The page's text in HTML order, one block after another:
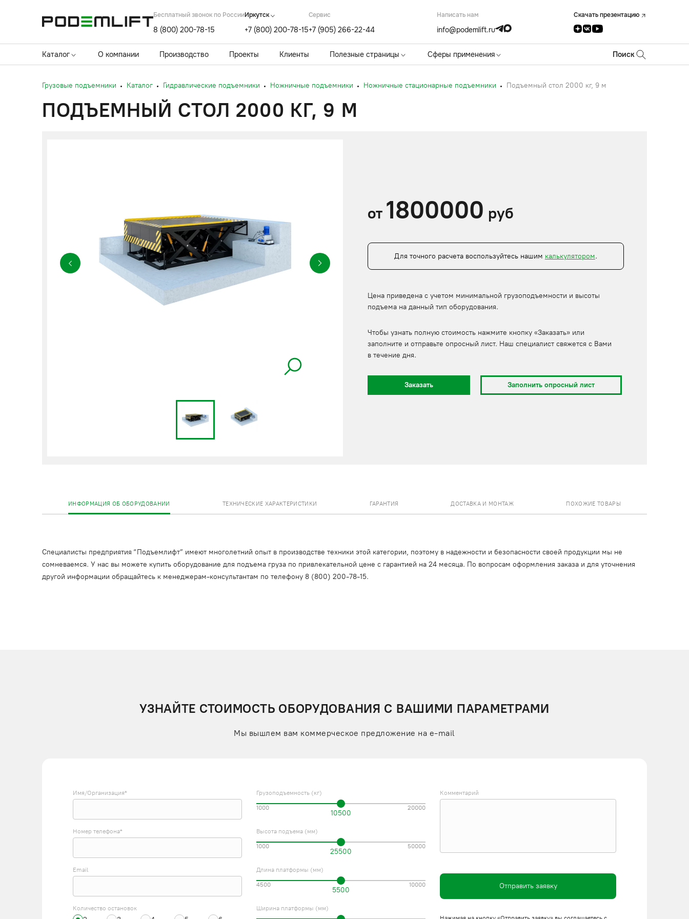
Бесплатный звонок по России
8 (800) 200-78-15
Иркутск
+7 (800) 200-78-15
Cервис
+7 (905) 266-22-44
Написать нам
info@podemlift.ru
Скачать презентацию
Каталог О компании Производство Проекты Клиенты Полезные страницы Сферы применения Поиск
Грузовые подъемники Каталог Гидравлические подъемники Ножничные подъемники Ножничные стационарные подъемники Подъемный стол 2000 кг, 9 м
ПОДЪЕМНЫЙ СТОЛ 2000 КГ, 9 М
от 1800000 руб
Для точного расчета воспользуйтесь нашим калькулятором.
Цена приведена с учетом минимальной грузоподъемности и высоты
подъема на данный тип оборудования.
Чтобы узнать полную стоимость нажмите кнопку «Заказать» или
заполните и отправьте опросный лист. Наш специалист свяжется с Вами
в течение дня.
Заказать Заполнить опросный лист
ИНФОРМАЦИЯ ОБ ОБОРУДОВАНИИ ТЕХНИЧЕСКИЕ ХАРАКТЕРИСТИКИ ГАРАНТИЯ ДОСТАВКА И МОНТАЖ ПОХОЖИЕ ТОВАРЫ
Специалисты предприятия “Подъемлифт” имеют многолетний опыт в производстве техники этой категории, поэтому в надежности и безопасности своей продукции мы не
сомневаемся. У нас вы можете купить оборудование для подъема груза по привлекательной цене с гарантией на 24 месяца. По вопросам оформления заказа и для уточнения
другой информации обращайтесь к менеджерам-консультантам по телефону 8 (800) 200-78-15.
УЗНАЙТЕ СТОИМОСТЬ ОБОРУДОВАНИЯ С ВАШИМИ ПАРАМЕТРАМИ
Мы вышлем вам коммерческое предложение на e-mail
Имя/Организация*
Номер телефона*
Email
Количество остановок
Грузоподъемность (кг)
10500
1000 20000
Высота подъема (мм)
25500
1000 50000
Длина платформы (мм)
5500
4500 10000
Ширина платформы (мм)
Комментарий
Отправить заявку